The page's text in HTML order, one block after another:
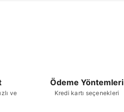
ve
Ödeme Yöntemleri
Kredi kartı seçenekleri